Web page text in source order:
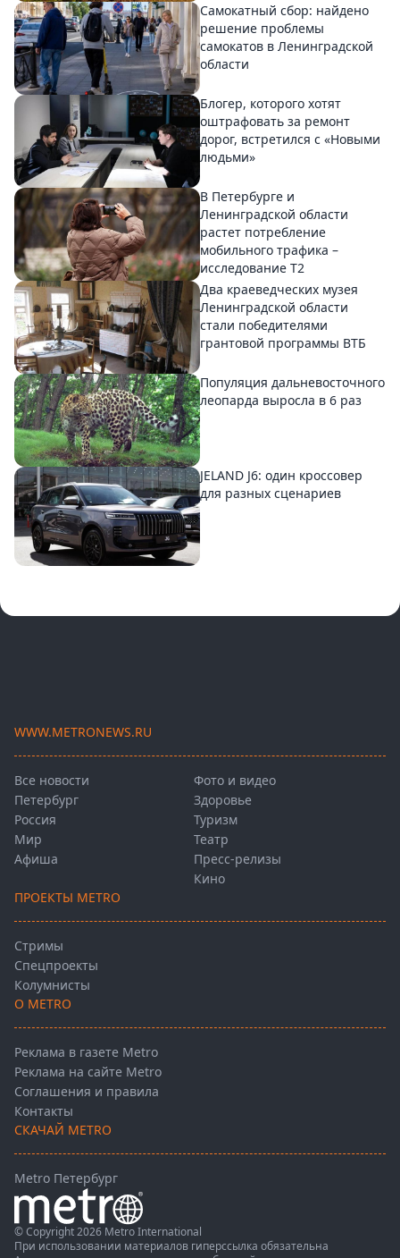
Самокатный сбор: найдено
решение проблемы
самокатов в Ленинградской
области
Блогер, которого хотят
оштрафовать за ремонт
дорог, встретился с «Новыми
людьми»
В Петербурге и
Ленинградской области
растет потребление
мобильного трафика –
исследование T2
Два краеведческих музея
Ленинградской области
стали победителями
грантовой программы ВТБ
Популяция дальневосточного
леопарда выросла в 6 раз
JELAND J6: один кроссовер
для разных сценариев
WWW.METRONEWS.RU
Все новости
Петербург
Россия
Мир
Афиша
Фото и видео
Здоровье
Туризм
Театр
Пресс-релизы
Кино
ПРОЕКТЫ METRO
Стримы
Спецпроекты
Колумнисты
О METRO
Реклама в газете Metro
Реклама на сайте Metro
Соглашения и правила
Контакты
СКАЧАЙ METRO
Metro Петербург
© Copyright 2026 Metro International
При использовании материалов гиперссылка обязательна